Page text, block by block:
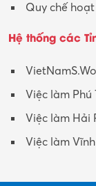
Quy chế
Hệ thống các
Việc làm Phú
Việc làm Hải
Việc làm